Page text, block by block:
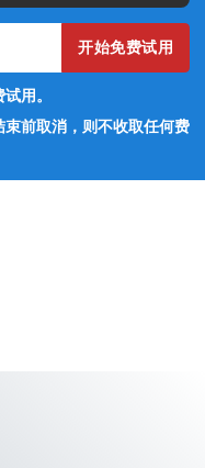
开始免费试用
用。
前取消，则不收取任何费